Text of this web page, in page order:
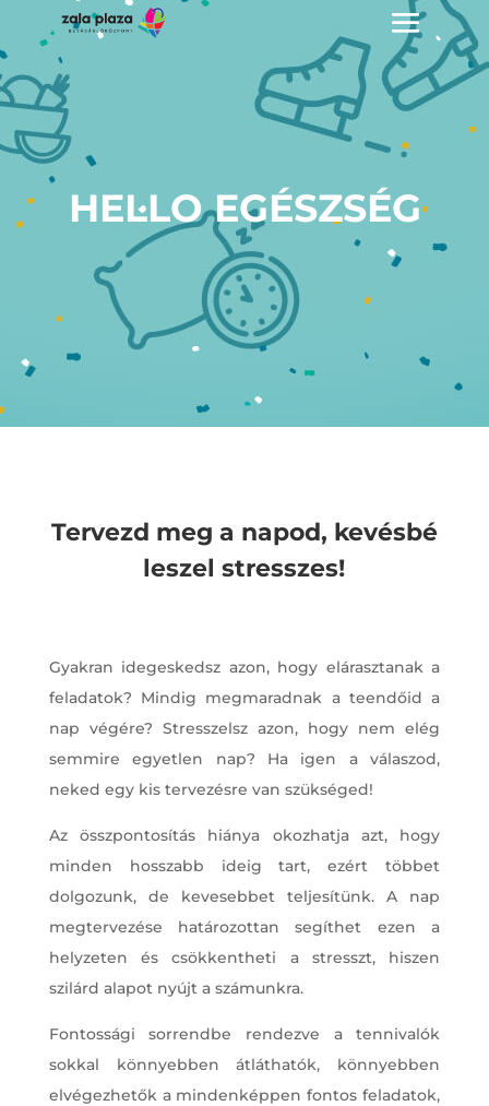
HELLO EGÉSZSÉG
Tervezd meg a napod, kevésbé
leszel stresszes!
Gyakran idegeskedsz azon, hogy elárasztanak a
feladatok? Mindig megmaradnak a teendőid a
nap végére? Stresszelsz azon, hogy nem elég
semmire egyetlen nap? Ha igen a válaszod,
neked egy kis tervezésre van szükséged!
Az összpontosítás hiánya okozhatja azt, hogy
minden hosszabb ideig tart, ezért többet
dolgozunk, de kevesebbet teljesítünk. A nap
megtervezése határozottan segíthet ezen a
helyzeten és csökkentheti a stresszt, hiszen
szilárd alapot nyújt a számunkra.
Fontossági sorrendbe rendezve a tennivalók
sokkal könnyebben átláthatók, könnyebben
elvégezhetők a mindenképpen fontos feladatok,